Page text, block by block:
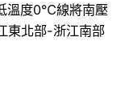
溫度0℃線將南壓
東北部-浙江南部